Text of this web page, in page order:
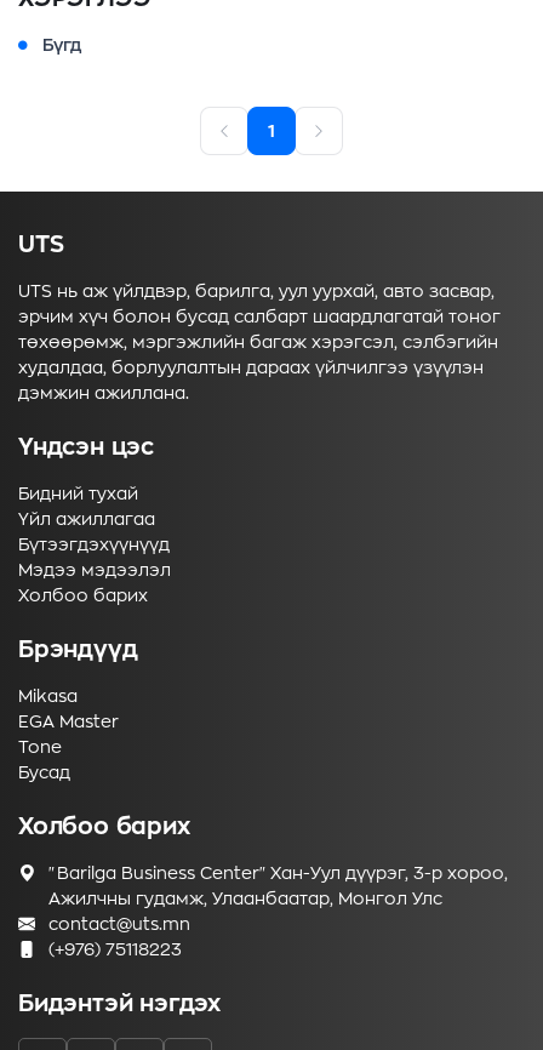
Бүгд
1
UTS
UTS нь аж үйлдвэр, барилга, уул уурхай, авто засвар,
эрчим хүч болон бусад салбарт шаардлагатай тоног
төхөөрөмж, мэргэжлийн багаж хэрэгсэл, сэлбэгийн
худалдаа, борлуулалтын дараах үйлчилгээ үзүүлэн
дэмжин ажиллана.
Үндсэн цэс
Бидний тухай
Үйл ажиллагаа
Бүтээгдэхүүнүүд
Мэдээ мэдээлэл
Холбоо барих
Брэндүүд
Mikasa
EGA Master
Tone
Бусад
Холбоо барих
"Barilga Business Center" Хан-Уул дүүрэг, 3-р хороо,
Ажилчны гудамж, Улаанбаатар, Монгол Улс
contact@uts.mn
(+976) 75118223
Бидэнтэй нэгдэх